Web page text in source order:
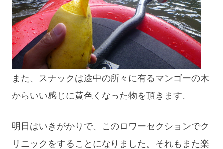
また、スナックは途中の所々に有るマンゴーの木
からいい感じに黄色くなった物を頂きます。
明日はいきがかりで、このロワーセクションでク
リニックをすることになりました。それもまた楽